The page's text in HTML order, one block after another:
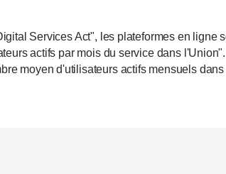
Services Act", les plateformes en ligne
actifs par mois du service dans l'Union".
moyen d'utilisateurs actifs mensuels dans